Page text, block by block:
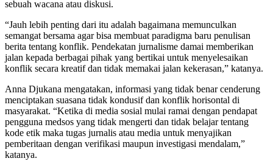
sebuah wacana atau diskusi.
“Jauh lebih penting dari itu adalah bagaimana memunculkan
semangat bersama agar bisa membuat paradigma baru penulisan
berita tentang konflik. Pendekatan jurnalisme damai memberikan
jalan kepada berbagai pihak yang bertikai untuk menyelesaikan
konflik secara kreatif dan tidak memakai jalan kekerasan,” katanya.
Anna Djukana mengatakan, informasi yang tidak benar cenderung
menciptakan suasana tidak kondusif dan konflik horisontal di
masyarakat. “Ketika di media sosial mulai ramai dengan pendapat
pengguna medsos yang tidak mengerti dan tidak belajar tentang
kode etik maka tugas jurnalis atau media untuk menyajikan
pemberitaan dengan verifikasi maupun investigasi mendalam,”
katanya.